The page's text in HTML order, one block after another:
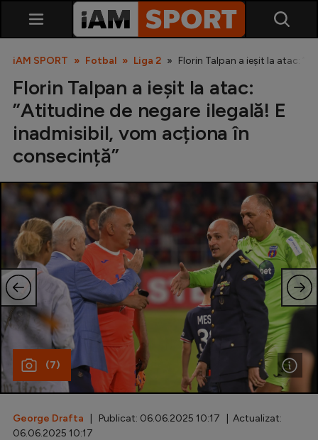
SuperLiga
Liga 2
Cupa României
Echipa Națională
U21
Fotbal feminin
Special
Diverse
Inedit
Clasamente
iAM SPORT Fotbal Liga 2 Florin Talpan a ieșit la atac:
Florin Talpan a ieșit la atac:
”Atitudine de negare ilegală! E
inadmisibil, vom acționa în
consecință”
(7)
George Drafta | Publicat: 06.06.2025 10:17 | Actualizat:
06.06.2025 10:17